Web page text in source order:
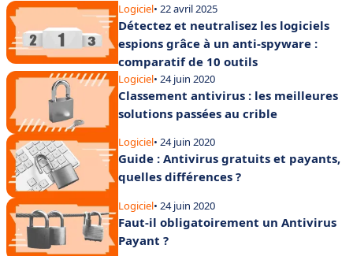
Logiciel• 22 avril 2025
Détectez et neutralisez les logiciels
espions grâce à un anti-spyware :
comparatif de 10 outils
Logiciel• 24 juin 2020
Classement antivirus : les meilleures
solutions passées au crible
Logiciel• 24 juin 2020
Guide : Antivirus gratuits et payants,
quelles différences ?
Logiciel• 24 juin 2020
Faut-il obligatoirement un Antivirus
Payant ?